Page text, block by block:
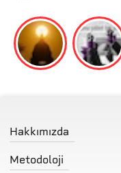
Hakkımızda
Metodoloji